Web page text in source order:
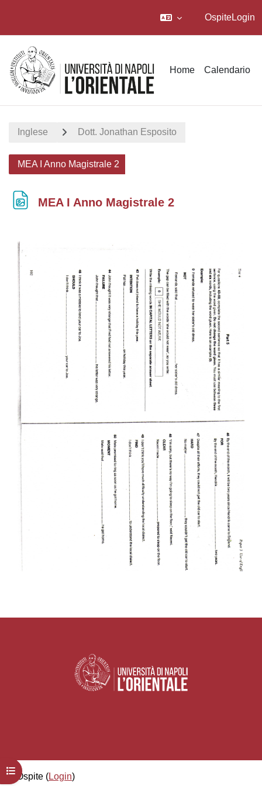
OspiteLogin
Home Calendario
Apri indice del corso
Inglese Dott. Jonathan Esposito
MEA I Anno Magistrale 2
MEA I Anno Magistrale 2
Ospite (Login)